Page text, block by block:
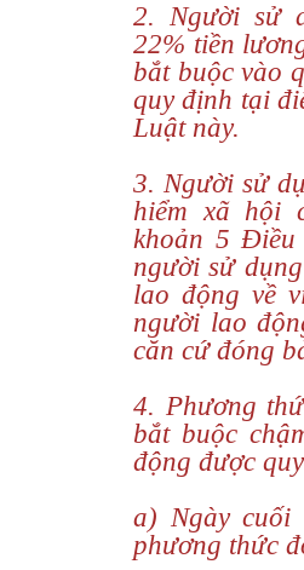
2. Người sử
22% tiền
bắt buộc vào
quy định tại
Luật này.
3. Người sử
hiểm xã hội
khoản 5
người sử
lao động về
người lao
căn cứ đóng
4. Phương
bắt buộc
động được
a) Ngày cuối
phương thức